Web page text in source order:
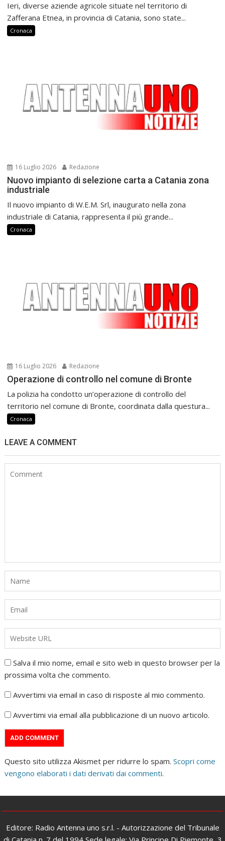
Ieri, diverse aziende agricole situate nel territorio di
Zafferana Etnea, in provincia di Catania, sono state...
Cronaca
16 Luglio 2026 Redazione
Nuovo impianto di selezione carta a Catania zona
industriale
Il nuovo impianto di W.E.M. Srl, inaugurato nella zona
industriale di Catania, rappresenta il più grande...
Cronaca
16 Luglio 2026 Redazione
Operazione di controllo nel comune di Bronte
La polizia ha condotto un’operazione di controllo del
territorio nel comune di Bronte, coordinata dalla questura...
Cronaca
LEAVE A COMMENT
Salva il mio nome, email e sito web in questo browser per la
prossima volta che commento.
Avvertimi via email in caso di risposte al mio commento.
Avvertimi via email alla pubblicazione di un nuovo articolo.
Questo sito utilizza Akismet per ridurre lo spam.Scopri come
vengono elaborati i dati derivati dai commenti.
Editore: Radio Antenna uno s.r.l. - Autorizzazione del Tribunale